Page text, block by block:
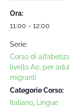
Ora:
11:00 - 12:00
Serie:
Corso di
livello A0, per
migranti
Categorie Corso:
Italiano
Lingue